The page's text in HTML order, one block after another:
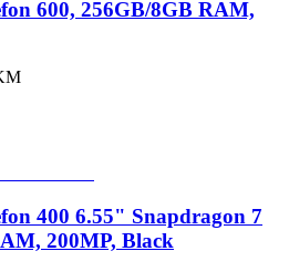
600, 256GB/8GB RAM,
400 6.55" Snapdragon 7
200MP, Black